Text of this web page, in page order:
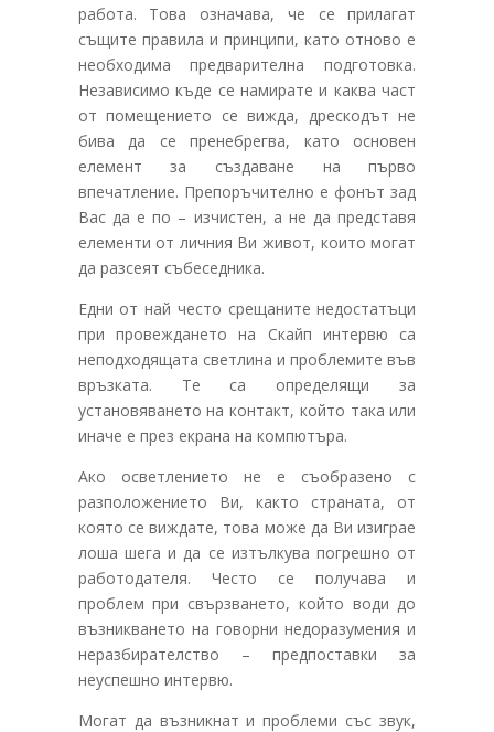
работа. Това означава, че се прилагат
същите правила и принципи, като отново е
необходима предварителна подготовка.
Независимо къде се намирате и каква част
от помещениeто се вижда, дрескодът не
бива да се пренебрегва, като основен
елемент за създаване на първо
впечатление. Препоръчително е фонът зад
Вас да е по – изчистен, а не да представя
елементи от личния Ви живот, които могат
да разсеят събеседника.
Едни от най често срещаните недостатъци
при провеждането на Скайп интервю са
неподходящата светлина и проблемите във
връзката. Те са определящи за
установяването на контакт, който така или
иначе е през екрана на компютъра.
Ако осветлението не е съобразено с
разположението Ви, както страната, от
която се виждате, това може да Ви изиграе
лоша шега и да се изтълкува погрешно от
работодателя. Често се получава и
проблем при свързването, който води до
възникването на говорни недоразумения и
неразбирателство – предпоставки за
неуспешно интервю.
Могат да възникнат и проблеми със звук,